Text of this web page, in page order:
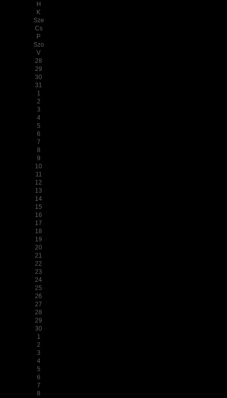
H
K
Sze
Cs
P
Szo
V
28
29
30
31
1
2
3
4
5
6
7
8
9
10
11
12
13
14
15
16
17
18
19
20
21
22
23
24
25
26
27
28
29
30
1
2
3
4
5
6
7
8